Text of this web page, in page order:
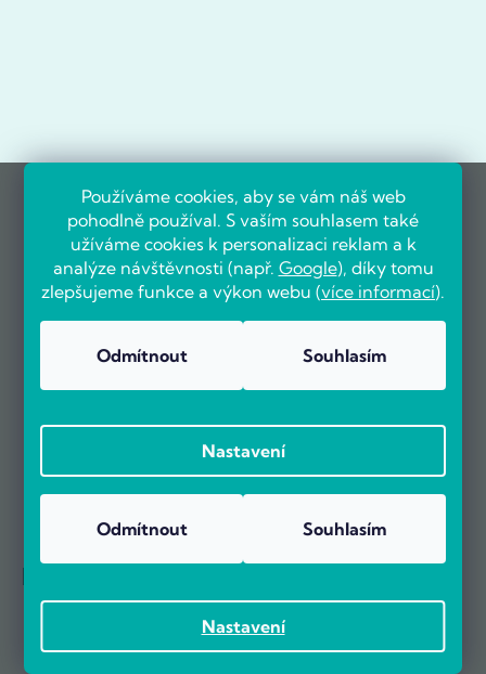
Používáme cookies, aby se vám náš web
pohodlně používal. S vaším souhlasem také
užíváme cookies k personalizaci reklam a k
analýze návštěvnosti (např. Google), díky tomu
zlepšujeme funkce a výkon webu (více informací).
Nastavení
Odmítnout Souhlasím
Nastavení
Odmítnout Souhlasím
OVĚŘENO ZÁKAZNÍKY
na portálu Heureka.cz.
Zobrazit více než 5000 recenzí na Heureka.cz
Recenze zákazníků z Heureky
Reference firem